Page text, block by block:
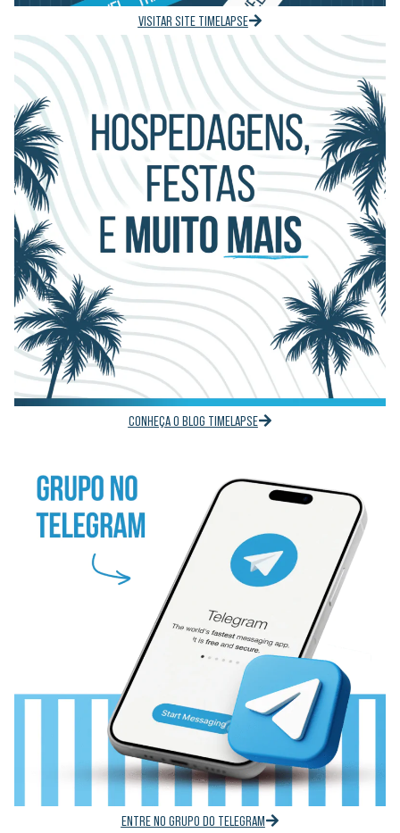
VISITAR SITE TIMELAPSE
CONHEÇA O BLOG TIMELAPSE
ENTRE NO GRUPO DO TELEGRAM